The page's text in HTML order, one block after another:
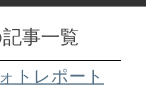
事一覧
トレポート